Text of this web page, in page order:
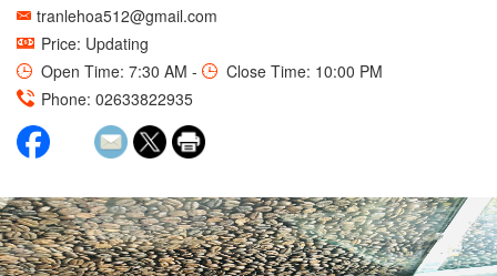
tranlehoa512@gmail.com
Price: Updating
Open Time: 7:30 AM -
Close Time: 10:00 PM
Phone: 02633822935